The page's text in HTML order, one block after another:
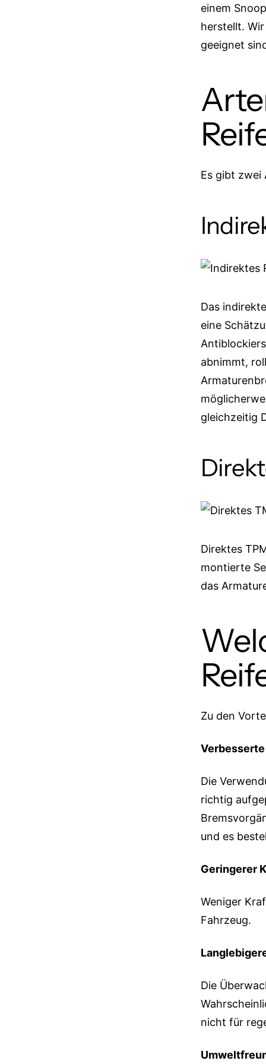
einem
herstellt.
geeignet
Es gibt zwei
Das
eine
abnimmt,
gleichzeitig
Direktes
montierte
das
Zu den
Die
richtig
und es
Geringerer
Weniger
Fahrzeug.
Die
nicht für